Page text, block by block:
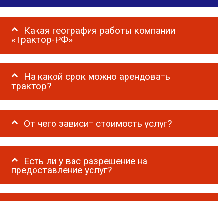
Какая география работы компании
«Трактор-РФ»
На какой срок можно арендовать
трактор?
От чего зависит стоимость услуг?
Есть ли у вас разрешение на
предоставление услуг?